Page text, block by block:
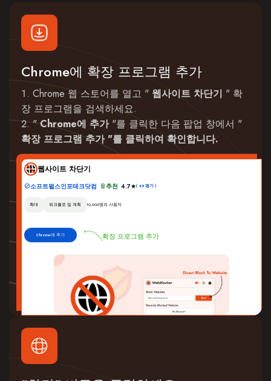
Chrome에 확장 프로그램 추가
Chrome 웹 스토어를 열고 " 웹사이트 차단기 " 확
장 프로그램을 검색하세요.
"Chrome에 추가"를 클릭한 다음 팝업 창에서 "
확장 프로그램 추가 "를 클릭하여 확인합니다.
웹사이트 차단기
소프트펄스인포테크닷컴 추천 4.7 (45 평가 )
확대 워크플로 및 계획 10,000명의 사용자
Chrome에 추가 확장 프로그램 추가